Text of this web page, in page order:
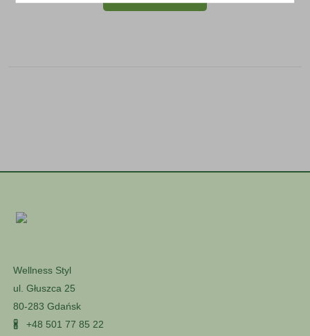
Wellness Styl
ul. Głuszca 25
80-283 Gdańsk
🖁 +48 501 77 85 22